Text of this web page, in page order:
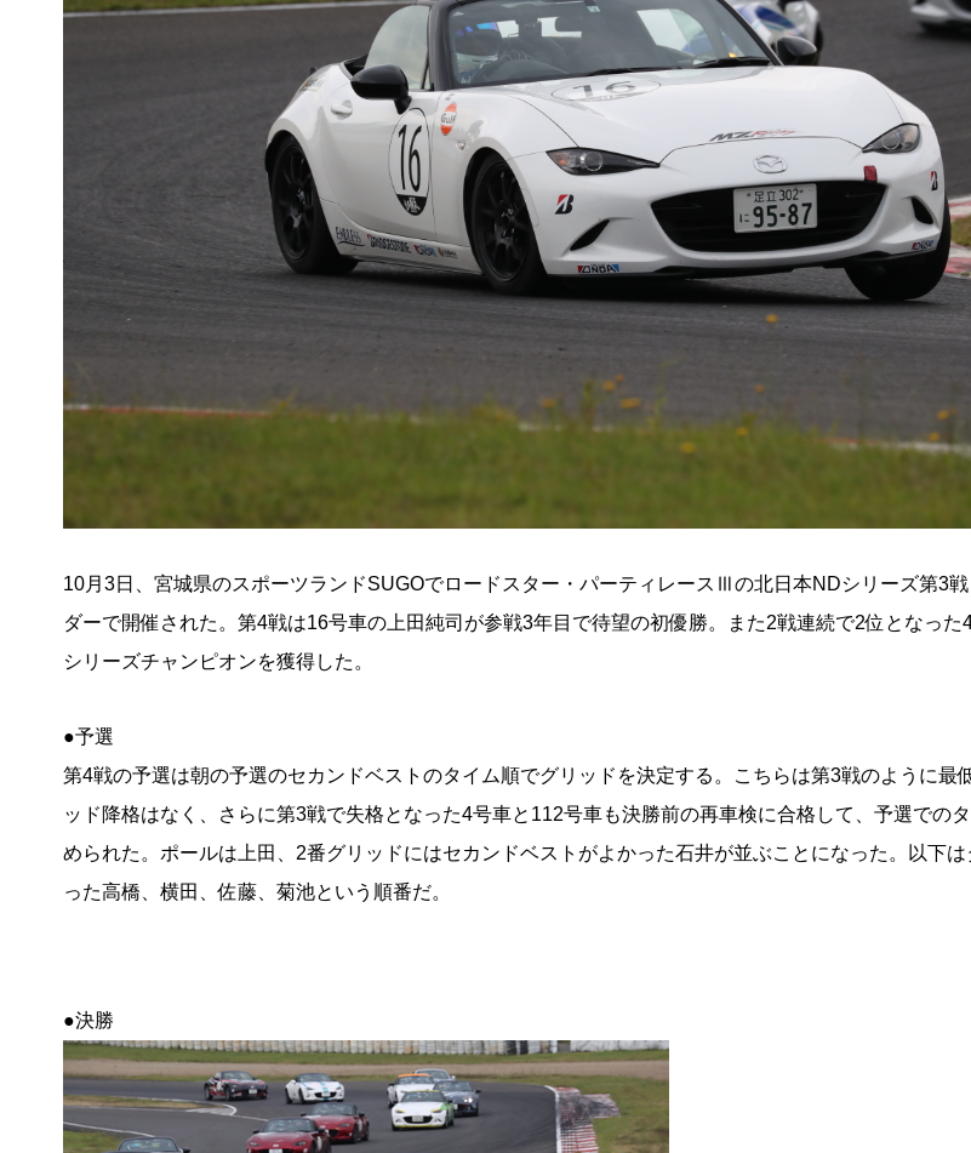
10月3日、宮城県のスポーツランドSUGOでロードスター・パーティレースⅢの北日本NDシリーズ第3
ダーで開催された。第4戦は16号車の上田純司が参戦3年目で待望の初優勝。また2戦連続で2位となった
シリーズチャンピオンを獲得した。
●予選
第4戦の予選は朝の予選のセカンドベストのタイム順でグリッドを決定する。こちらは第3戦のように最
ッド降格はなく、さらに第3戦で失格となった4号車と112号車も決勝前の再車検に合格して、予選での
められた。ポールは上田、2番グリッドにはセカンドベストがよかった石井が並ぶことになった。以下
った高橋、横田、佐藤、菊池という順番だ。
●決勝